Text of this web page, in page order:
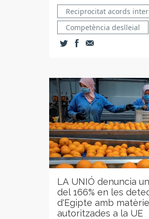
Reciprocitat acords
Competència deslleial
LA UNIÓ denuncia
del 166% en les
d'Egipte amb
autoritzades a la UE